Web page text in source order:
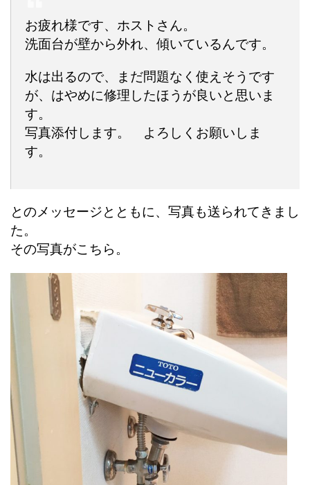
お疲れ様です、ホストさん。
洗面台が壁から外れ、傾いているんです。
水は出るので、まだ問題なく使えそうです
が、はやめに修理したほうが良いと思いま
す。
写真添付します。 よろしくお願いしま
す。
とのメッセージとともに、写真も送られてきまし
た。
その写真がこちら。